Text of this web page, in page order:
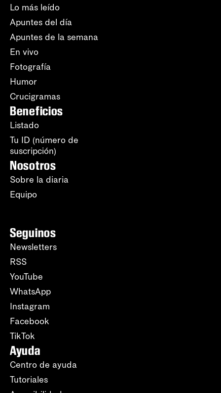
Lo más leído
Apuntes del día
Apuntes de la semana
En vivo
Fotografía
Humor
Crucigramas
Beneficios
Listado
Tu ID (número de
suscripción)
Nosotros
Sobre la diaria
Equipo
Seguinos
Newsletters
RSS
YouTube
WhatsApp
Instagram
Facebook
TikTok
Ayuda
Centro de ayuda
Tutoriales